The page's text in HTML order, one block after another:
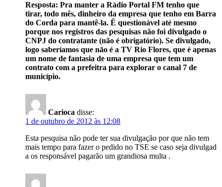
Resposta: Pra manter a Rádio Portal FM tenho que
tirar, todo mês, dinheiro da empresa que tenho em Barra
do Corda para mantê-la. Ë questionável até mesmo
porque nos registros das pesquisas não foi divulgado o
CNPJ do contratante (não é obrigatório). Se divulgado,
logo saberíamos que não é a TV Rio Flores, que é apenas
um nome de fantasia de uma empresa que tem um
contrato com a prefeitra para explorar o canal 7 de
município.
Carioca disse:
1 de outubro de 2012 às 12:08
Esta pesquisa não pode ter sua divulgação por que não tem
mais tempo para fazer o pedido no TSE se caso seja divulgad
a os responsável pagarão um grandiosa multa .